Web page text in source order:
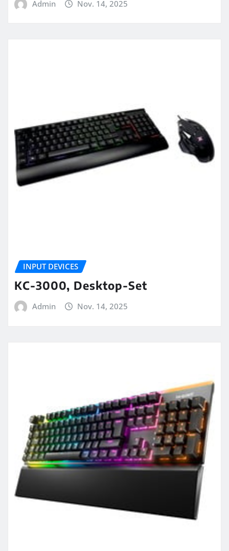
Admin Nov. 14, 2025
INPUT DEVICES
KC-3000, Desktop-Set
Admin Nov. 14, 2025